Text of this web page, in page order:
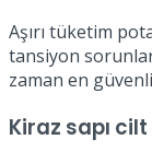
Aşırı tüketim
tansiyon
zaman en
Kiraz sapı